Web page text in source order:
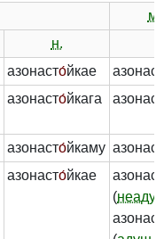
н.
азонасто́йкае
азонаст
азонасто́йкага азонаст
азонасто́йкаму азонаст
азонасто́йкае
азонаст
(
азонаст